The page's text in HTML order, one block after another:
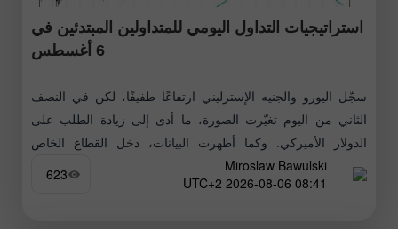
استراتيجيات التداول اليومي للمتداولين المبتدئين في
6 أغسطس
سجّل اليورو والجنيه الإسترليني ارتفاعًا طفيفًا، لكن في النصف
الثاني من اليوم تغيّرت الصورة، ما أدى إلى زيادة الطلب على
الدولار الأميركي. وكما أظهرت البيانات، دخل القطاع الخاص
الأميركي الربعMiroslaw Bawulski
08:41 2026-08-06 UTC+2
623